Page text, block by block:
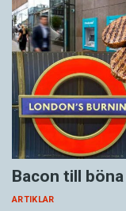
Bacon till
ARTIKLAR